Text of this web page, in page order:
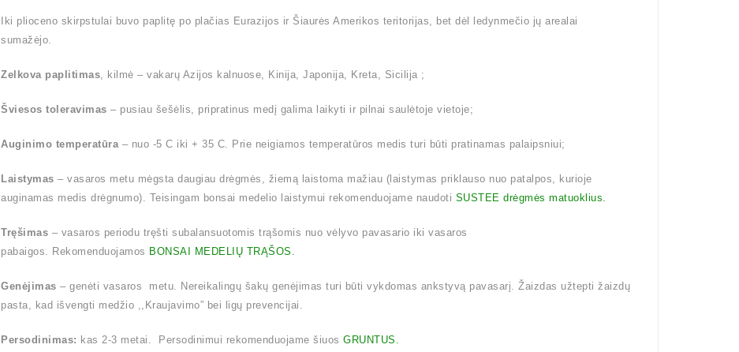
Iki plioceno skirpstulai buvo paplitę po plačias Eurazijos ir Šiaurės Amerikos teritorijas, bet dėl ledynmečio jų arealai
sumažėjo.
Zelkova paplitimas, kilmė – vakarų Azijos kalnuose, Kinija, Japonija, Kreta, Sicilija ;
Šviesos toleravimas – pusiau šešėlis, pripratinus medį galima laikyti ir pilnai saulėtoje vietoje;
Auginimo temperatūra– nuo -5 C iki + 35 C. Prie neigiamos temperatūros medis turi būti pratinamas palaipsniui;
Laistymas – vasaros metu mėgsta daugiau drėgmės, žiemą laistoma mažiau (laistymas priklauso nuo patalpos, kurioje
auginamas medis drėgnumo). Teisingam bonsai medelio laistymui rekomenduojame naudoti SUSTEE drėgmės matuoklius.
Tręšimas – vasaros periodu tręšti subalansuotomis trąšomis nuo vėlyvo pavasario iki vasaros
pabaigos. Rekomenduojamos BONSAI MEDELIŲ TRĄŠOS.
Genėjimas – genėti vasaros metu. Nereikalingų šakų genėjimas turi būti vykdomas ankstyvą pavasarį. Žaizdas užtepti žaizdų
pasta, kad išvengti medžio ,,Kraujavimo” bei ligų prevencijai.
Persodinimas: kas 2-3 metai. Persodinimui rekomenduojame šiuos GRUNTUS.